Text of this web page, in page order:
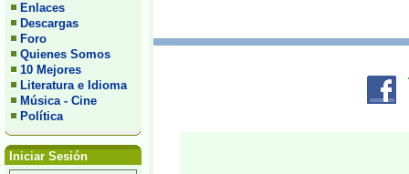
Enlaces
Descargas
Foro
Quienes Somos
10 Mejores
Literatura e Idioma
Música - Cine
Política
Iniciar Sesión